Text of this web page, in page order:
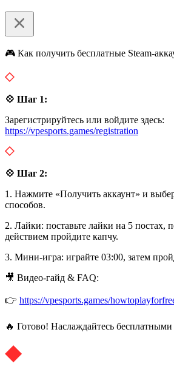
🎮 Как получить бесплатные Steam-
💠 Шаг 1:
Зарегистрируйтесь или войдите здесь:
https://vpesports.games/registration
💠 Шаг 2:
1. Нажмите «Получить аккаунт» и
способов.
2. Лайки: поставьте лайки на 5 постах,
действием пройдите капчу.
3. Мини-игра: играйте 03:00, затем
🎥 Видео-гайд & FAQ:
👉 https://vpesports.games/
🔥 Готово! Наслаждайтесь